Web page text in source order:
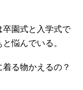
卒園式と入学式で
悩んでいる。
る物かえるの？